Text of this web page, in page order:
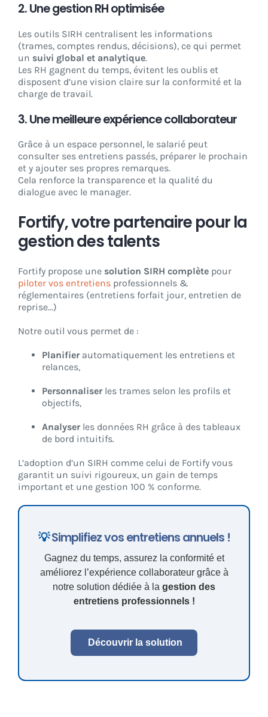
2. Une gestion RH optimisée
Les outils SIRH centralisent les informations
(trames, comptes rendus, décisions), ce qui permet
un suivi global et analytique.
Les RH gagnent du temps, évitent les oublis et
disposent d’une vision claire sur la conformité et la
charge de travail.
3. Une meilleure expérience collaborateur
Grâce à un espace personnel, le salarié peut
consulter ses entretiens passés, préparer le prochain
et y ajouter ses propres remarques.
Cela renforce la transparence et la qualité du
dialogue avec le manager.
Fortify, votre partenaire pour la
gestion des talents
Fortify propose une solution SIRH complète pour
piloter vos entretiens professionnels &
réglementaires (entretiens forfait jour, entretien de
reprise…)
Notre outil vous permet de :
Planifierautomatiquement les entretiens et
relances,
Personnaliserles trames selon les profils et
objectifs,
Analyserles données RH grâce à des tableaux
de bord intuitifs.
L’adoption d’un SIRH comme celui de Fortify vous
garantit un suivi rigoureux, un gain de temps
important et une gestion 100 % conforme.
💡Simplifiez vos entretiens annuels !
Gagnez du temps, assurez la conformité et
améliorez l’expérience collaborateur grâce à
notre solution dédiée à la gestion des
entretiens professionnels !
Découvrir la solution